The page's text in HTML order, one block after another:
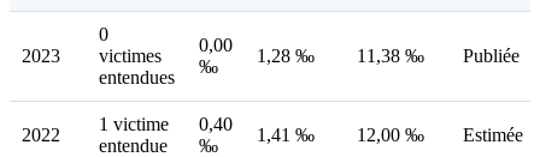
2023
0
victimes
entendues
0,00
‰
1,28 ‰ 11,38 ‰ Publiée
2022
1 victime
entendue
0,40
‰
1,41 ‰ 12,00 ‰ Estimée